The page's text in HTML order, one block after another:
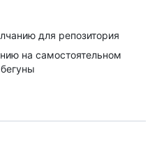
для репозитория
на самостоятельном